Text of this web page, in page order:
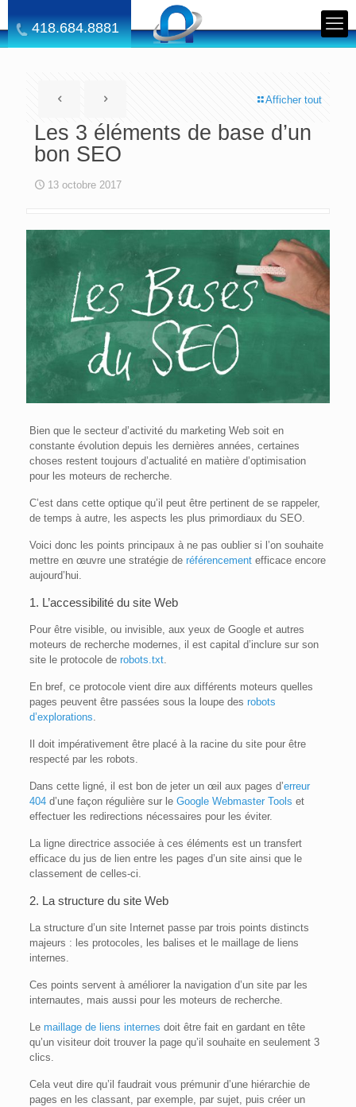
418.684.8881
Afficher tout
Les 3 éléments de base d’un
bon SEO
13 octobre 2017
Bien que le secteur d’activité du marketing Web soit en
constante évolution depuis les dernières années, certaines
choses restent toujours d’actualité en matière d’optimisation
pour les moteurs de recherche.
C’est dans cette optique qu’il peut être pertinent de se rappeler,
de temps à autre, les aspects les plus primordiaux du SEO.
Voici donc les points principaux à ne pas oublier si l’on souhaite
mettre en œuvre une stratégie de référencementefficace encore
aujourd’hui.
1. L’accessibilité du site Web
Pour être visible, ou invisible, aux yeux de Google et autres
moteurs de recherche modernes, il est capital d’inclure sur son
site le protocole de robots.txt.
En bref, ce protocole vient dire aux différents moteurs quelles
pages peuvent être passées sous la loupe des robots
d’explorations.
Il doit impérativement être placé à la racine du site pour être
respecté par les robots.
Dans cette ligné, il est bon de jeter un œil aux pages d’erreur
404d’une façon régulière sur le Google Webmaster Tools et
effectuer les redirections nécessaires pour les éviter.
La ligne directrice associée à ces éléments est un transfert
efficace du jus de lien entre les pages d’un site ainsi que le
classement de celles-ci.
2. La structure du site Web
La structure d’un site Internet passe par trois points distincts
majeurs : les protocoles, les balises et le maillage de liens
internes.
Ces points servent à améliorer la navigation d’un site par les
internautes, mais aussi pour les moteurs de recherche.
Le maillage de liens internes doit être fait en gardant en tête
qu’un visiteur doit trouver la page qu’il souhaite en seulement 3
clics.
Cela veut dire qu’il faudrait vous prémunir d’une hiérarchie de
pages en les classant, par exemple, par sujet, puis créer un